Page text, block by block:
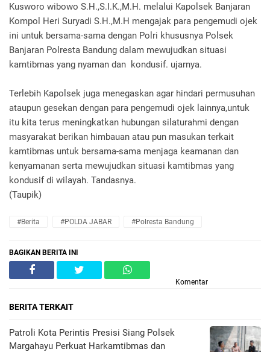
Kusworo wibowo S.H.,S.I.K.,M.H. melalui Kapolsek Banjaran
Kompol Heri Suryadi S.H.,M.H mengajak para pengemudi ojek
ini untuk bersama-sama dengan Polri khususnya Polsek
Banjaran Polresta Bandung dalam mewujudkan situasi
kamtibmas yang nyaman dan kondusif. ujarnya.
Terlebih Kapolsek juga menegaskan agar hindari permusuhan
ataupun gesekan dengan para pengemudi ojek lainnya,untuk
itu kita terus meningkatkan hubungan silaturahmi dengan
masyarakat berikan himbauan atau pun masukan terkait
kamtibmas untuk bersama-sama menjaga keamanan dan
kenyamanan serta mewujudkan situasi kamtibmas yang
kondusif di wilayah. Tandasnya.
(Taupik)
#Berita #POLDA JABAR #Polresta Bandung
BAGIKAN BERITA INI
Komentar
BERITA TERKAIT
Patroli Kota Perintis Presisi Siang Polsek
Margahayu Perkuat Harkamtibmas dan